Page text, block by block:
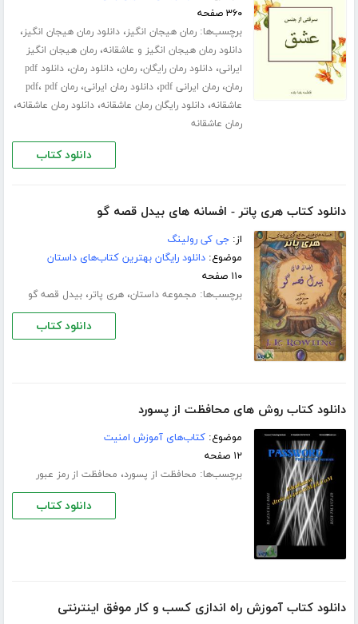
۳۶۰ صفحه
برچسب‌ها:رمان هیجان انگیز،دانلود رمان هیجان انگیز،
دانلود رمان هیجان انگیز و عاشقانه،رمان هیجان انگیز
ایرانی،دانلود رمان رایگان،رمان،دانلود رمان،
دانلود pdf
رمان،رمان ایرانی pdf ،دانلود رمان ایرانی،رمان pdf ، pdf
عاشقانه،دانلود رایگان رمان عاشقانه،دانلود رمان عاشقانه،
رمان عاشقانه
دانلود کتاب
دانلود کتاب هری پاتر - افسانه های بیدل قصه گو
از:جی کی رولینگ
موضوع:دانلود رایگان بهترین کتاب‌های داستان
۱۱۰ صفحه
برچسب‌ها: مجموعه داستان،هری پاتر،بیدل قصه گو
دانلود کتاب
دانلود کتاب روش های محافظت از پسورد
موضوع:کتاب‌های آموزش امنیت
۱۲ صفحه
برچسب‌ها: محافظت از پسورد، محافظت از رمز عبور
دانلود کتاب
دانلود کتاب آموزش راه اندازی کسب و کار موفق اینترنتی